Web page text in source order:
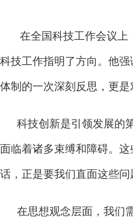
在全国科技工作会议上
科技工作指明了方向。他
体制的一次深刻反思，更
科技创新是引领发展的
面临着诸多束缚和障碍。
话，正是要我们直面这些
在思想观念层面，我们